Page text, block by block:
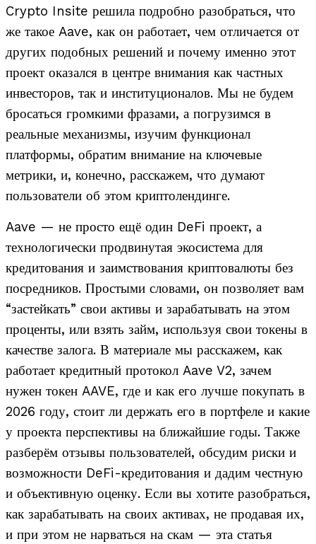
Crypto Insite решила подробно разобраться, что
же такое Aave, как он работает, чем отличается от
других подобных решений и почему именно этот
проект оказался в центре внимания как частных
инвесторов, так и институционалов. Мы не будем
бросаться громкими фразами, а погрузимся в
реальные механизмы, изучим функционал
платформы, обратим внимание на ключевые
метрики, и, конечно, расскажем, что думают
пользователи об этом криптолендинге.
Aave — не просто ещё один DeFi проект, а
технологически продвинутая экосистема для
кредитования и заимствования криптовалюты без
посредников. Простыми словами, он позволяет вам
“застейкать” свои активы и зарабатывать на этом
проценты, или взять займ, используя свои токены в
качестве залога. В материале мы расскажем, как
работает кредитный протокол Aave V2, зачем
нужен токен AAVE, где и как его лучше покупать в
2026 году, стоит ли держать его в портфеле и какие
у проекта перспективы на ближайшие годы. Также
разберём отзывы пользователей, обсудим риски и
возможности DeFi-кредитования и дадим честную
и объективную оценку. Если вы хотите разобраться,
как зарабатывать на своих активах, не продавая их,
и при этом не нарваться на скам — эта статья